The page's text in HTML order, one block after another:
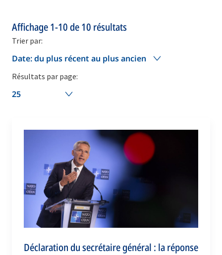
Affichage1-10de10 résultats
Trier par:
Date: du plus récent au plus ancien
Résultats par page:
25
Déclaration du secrétaire général : la réponse